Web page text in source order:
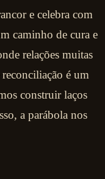
e celebra com
caminho de cura e
relações muitas
reconciliação é um
construir laços
a parábola nos